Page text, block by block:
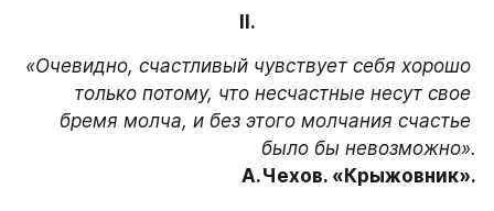
II.
«Очевидно, счастливый чувствует себя хорошо
только потому, что несчастные несут свое
бремя молча, и без этого молчания счастье
А.Чехов. «Крыжовник».